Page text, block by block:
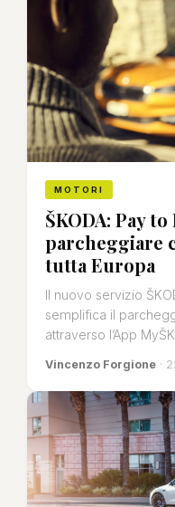
MOTORI
ŠKODA: Pay
parcheggiare
tutta Europa
Il nuovo servizio
semplifica il
attraverso l’App
Vincenzo Forgione ·